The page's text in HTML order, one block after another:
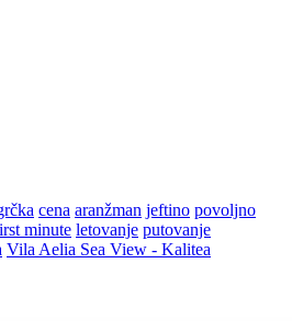
cena aranžman jeftino povoljno
minute letovanje putovanje
Vila Aelia Sea View - Kalitea